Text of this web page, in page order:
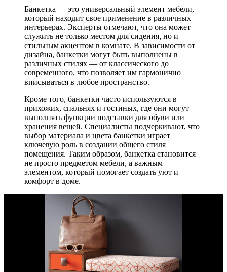
Банкетка — это универсальный элемент мебели,
который находит свое применение в различных
интерьерах. Эксперты отмечают, что она может
служить не только местом для сидения, но и
стильным акцентом в комнате. В зависимости от
дизайна, банкетки могут быть выполнены в
различных стилях — от классического до
современного, что позволяет им гармонично
вписываться в любое пространство.
Кроме того, банкетки часто используются в
прихожих, спальнях и гостиных, где они могут
выполнять функции подставки для обуви или
хранения вещей. Специалисты подчеркивают, что
выбор материала и цвета банкетки играет
ключевую роль в создании общего стиля
помещения. Таким образом, банкетка становится
не просто предметом мебели, а важным
элементом, который помогает создать уют и
комфорт в доме.